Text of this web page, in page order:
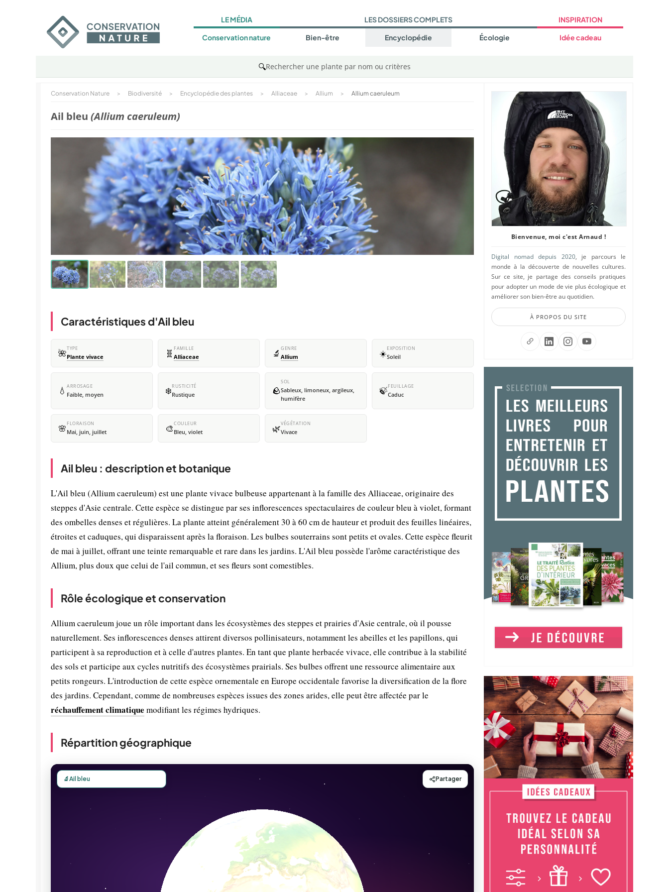
LE MÉDIA
Conservation nature
LES DOSSIERS COMPLETS
Bien-être Encyclopédie Écologie
INSPIRATION
Idée cadeau
🔍Rechercher une plante par nom ou critères
Conservation Nature > Biodiversité > Encyclopédie des plantes > Alliaceae > Allium > Allium caeruleum
Ail bleu (Allium caeruleum)
Caractéristiques d'Ail bleu
🌺TYPE
Plante vivace 🧬 FAMILLE
Alliaceae 🔬 GENRE
Allium ☀️EXPOSITION
Soleil
💧 ARROSAGE
Faible, moyen ❄️RUSTICITÉ
Rustique 🪨
SOL
Sableux, limoneux, argileux,
humifère
🍃FEUILLAGE
Caduc
🌸 FLORAISON
Mai, juin, juillet 🎨COULEUR
Bleu, violet 🌿VÉGÉTATION
Vivace
Ail bleu : description et botanique
L'Ail bleu (Allium caeruleum) est une plante vivace bulbeuse appartenant à la famille des Alliaceae, originaire des
steppes d'Asie centrale. Cette espèce se distingue par ses inflorescences spectaculaires de couleur bleu à violet, formant
des ombelles denses et régulières. La plante atteint généralement 30 à 60 cm de hauteur et produit des feuilles linéaires,
étroites et caduques, qui disparaissent après la floraison. Les bulbes souterrains sont petits et ovales. Cette espèce fleurit
de mai à juillet, offrant une teinte remarquable et rare dans les jardins. L'Ail bleu possède l'arôme caractéristique des
Allium, plus doux que celui de l'ail commun, et ses fleurs sont comestibles.
Rôle écologique et conservation
Allium caeruleum joue un rôle important dans les écosystèmes des steppes et prairies d'Asie centrale, où il pousse
naturellement. Ses inflorescences denses attirent diversos pollinisateurs, notamment les abeilles et les papillons, qui
participent à sa reproduction et à celle d'autres plantes. En tant que plante herbacée vivace, elle contribue à la stabilité
des sols et participe aux cycles nutritifs des écosystèmes prairials. Ses bulbes offrent une ressource alimentaire aux
petits rongeurs. L'introduction de cette espèce ornementale en Europe occidentale favorise la diversification de la flore
des jardins. Cependant, comme de nombreuses espèces issues des zones arides, elle peut être affectée par le
réchauffement climatique modifiant les régimes hydriques.
Répartition géographique
Bienvenue, moi c'est Arnaud !
Digital nomad depuis 2020, je parcours le
monde à la découverte de nouvelles cultures.
Sur ce site, je partage des conseils pratiques
pour adopter un mode de vie plus écologique et
améliorer son bien-être au quotidien.
À PROPOS DU SITE